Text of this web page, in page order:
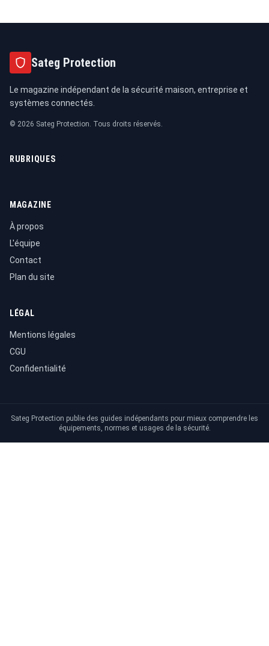
Sateg Protection
Le magazine indépendant de la sécurité maison, entreprise et
systèmes connectés.
© 2026 Sateg Protection. Tous droits réservés.
RUBRIQUES
MAGAZINE
À propos
L'équipe
Contact
Plan du site
LÉGAL
Mentions légales
CGU
Confidentialité
Sateg Protection publie des guides indépendants pour mieux comprendre les
équipements, normes et usages de la sécurité.